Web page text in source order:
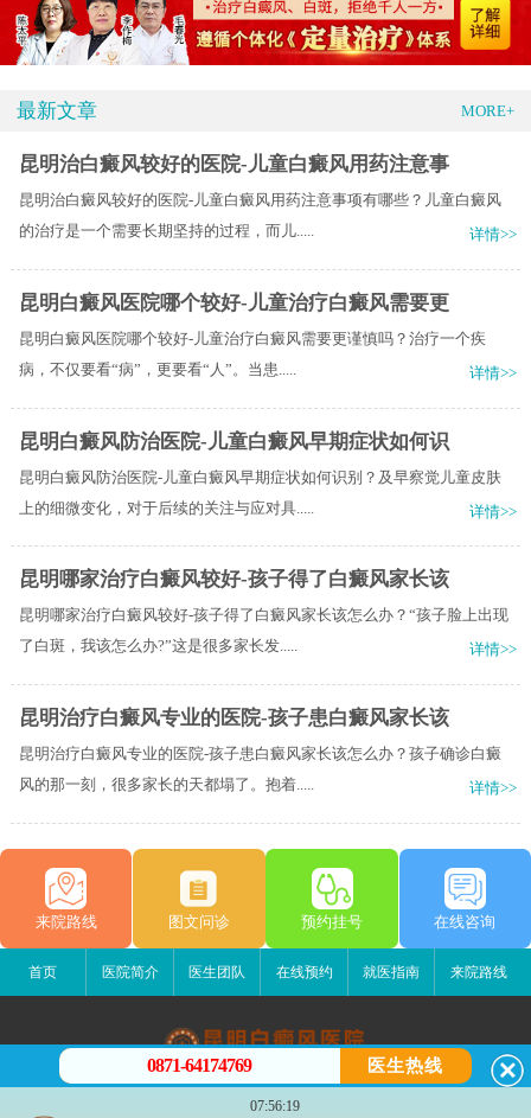
最新文章 MORE+
昆明治白癜风较好的医院-儿童白癜风用药注意事
昆明治白癜风较好的医院-儿童白癜风用药注意事项有哪些？儿童白癜风
的治疗是一个需要长期坚持的过程，而儿.....
详情>>
昆明白癜风医院哪个较好-儿童治疗白癜风需要更
昆明白癜风医院哪个较好-儿童治疗白癜风需要更谨慎吗？治疗一个疾
病，不仅要看“病”，更要看“人”。当患.....
详情>>
昆明白癜风防治医院-儿童白癜风早期症状如何识
昆明白癜风防治医院-儿童白癜风早期症状如何识别？及早察觉儿童皮肤
上的细微变化，对于后续的关注与应对具.....
详情>>
昆明哪家治疗白癜风较好-孩子得了白癜风家长该
昆明哪家治疗白癜风较好-孩子得了白癜风家长该怎么办？“孩子脸上出现
了白斑，我该怎么办?”这是很多家长发.....
详情>>
昆明治疗白癜风专业的医院-孩子患白癜风家长该
昆明治疗白癜风专业的医院-孩子患白癜风家长该怎么办？孩子确诊白癜
风的那一刻，很多家长的天都塌了。抱着.....
详情>>
来院路线 图文问诊 预约挂号 在线咨询
首页 医院简介 医生团队 在线预约 就医指南 来院路线
昆明白癜风医院
昆明市五华区护国路2号
0871-64174769 医生热线
07:56:19